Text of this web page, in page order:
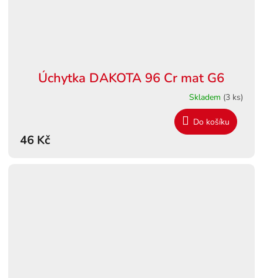
Úchytka DAKOTA 96 Cr mat G6
Skladem (3 ks)
46 Kč
Do košíku